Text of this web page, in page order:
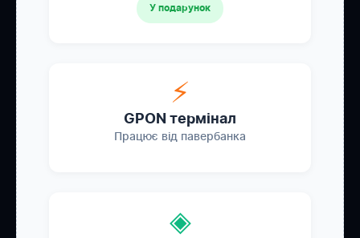
У подарунок
⚡
GPON термінал
Працює від павербанка
◈